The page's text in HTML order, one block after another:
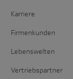
Karriere
Firmenkunden
Lebenswelten
Vertriebspartner